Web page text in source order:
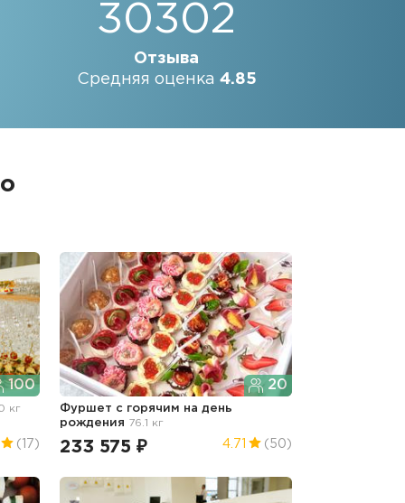
30302
Отзыва
Средняя оценка 4.85
100
кг
(17)
20
Фуршет с горячим на день
рождения 76.1 кг
233 575 ₽ 4.71 (50)